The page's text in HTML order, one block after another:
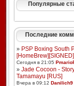
Популярные
Последние
» PSP Boxing South
[HomeBrew][SIGNED]
Сегодня в 21:05
» Jade Cocoon -
Tamamayu [RUS]
Вчера в 09:12 Danilich9